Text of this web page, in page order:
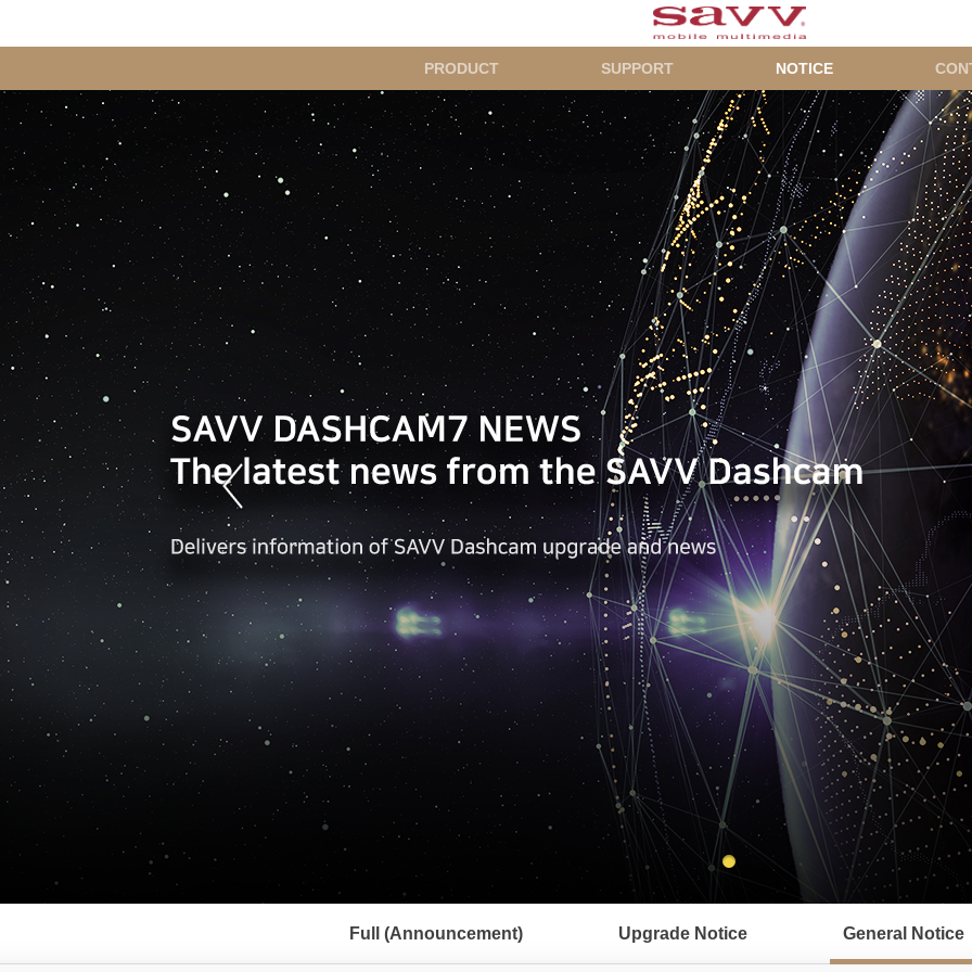
인
메
뉴
PRODUCT SUPPORT NOTICE
뉴
Full (Announcement) Upgrade Notice General Notice